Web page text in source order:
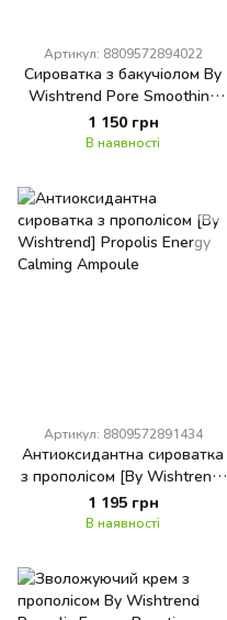
Артикул: 8809572894022
Сироватка з бакучіолом By
Wishtrend Pore Smoothing
Bakuchiol Serum 30 мл
1 150 грн
В наявності
Артикул: 8809572891434
Антиоксидантна сироватка
з прополісом [By Wishtrend]
Propolis Energy Calming
Ampoule
1 195 грн
В наявності